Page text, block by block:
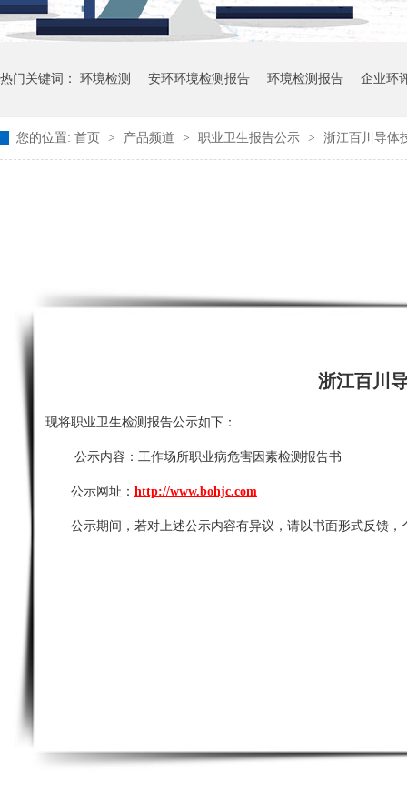
热门关键词： 环境检测 安环环境检测报告 环境检测报告 企业环
您的位置: 首页 > 产品频道 > 职业卫生报告公示 > 浙江百川导体
浙江百川
现将职业卫生检测报告公示如下：
公示内容： 工作场所职业病危害因素检测报告书
公示网址： http://www.bohjc.com
公示期间，若对上述公示内容有异议，请以书面形式反馈，